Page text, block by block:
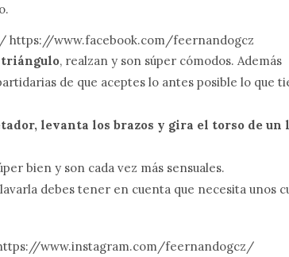
triángulo, realzan y son súper cómodos. Además
de que aceptes lo antes posible lo que
levanta los brazos y gira el torso de un
bien y son cada vez más sensuales.
debes tener en cuenta que necesita unos